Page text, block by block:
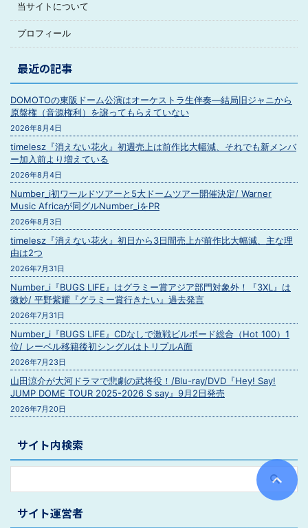
当サイトについて
プロフィール
最近の記事
DOMOTOの東阪ドーム公演はオーケストラ生伴奏―結局旧ジャニから
原盤権（音源権利）を譲ってもらえていない
2026年8月4日
timelesz『消えない花火』初週売上は前作比大幅減、それでも新メンバ
ー加入前より増えている
2026年8月4日
Number_i初ワールドツアーと5大ドームツアー開催決定/ Warner
Music Africaが同グルNumber_iをPR
2026年8月3日
timelesz『消えない花火』初日から3日間売上が前作比大幅減、主な理
由は2つ
2026年7月31日
Number_i『BUGS LIFE』はグラミー賞アジア部門対象外！『3XL』は
微妙/ 平野紫耀『グラミー賞行きたい』過去発言
2026年7月31日
Number_i『BUGS LIFE』CDなしで激戦ビルボード総合（Hot 100）1
位/ レーベル移籍後初シングルはトリプルA面
2026年7月23日
山田涼介が大河ドラマで悲劇の武将役！/Blu-ray/DVD『Hey! Say!
JUMP DOME TOUR 2025-2026 S say』9月2日発売
2026年7月20日
サイト内検索
サイト運営者